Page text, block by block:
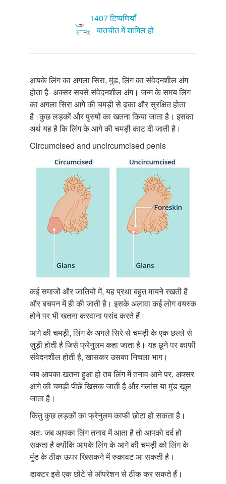
1407 टिप्पणियाँ
बातचीत में शामिल हों
आपके लिंग का अगला सिरा, मुंड, लिंग का संवेदनशील अंग
होता है- अक्सर सबसे संवेदनशील अंग। जन्म के समय लिंग
का अगला सिरा आगे की चमड़ी से ढका और सुरक्षित होता
है।कुछ लड़कों और पुरुषों का खतना किया जाता है। इसका
अर्थ यह है कि लिंग के आगे की चमड़ी काट दी जाती है।
Circumcised and uncircumcised penis
कई समाजों और जातियों में, यह प्रथा बहुत मायने रखती है
और बचपन में ही की जाती है। इसके अलावा कई लोग वयस्क
होने पर भी खतना करवाना पसंद करते हैं।
आगे की चमड़ी, लिंग के अगले सिरे से चमड़ी के एक छल्ले से
जुड़ी होती है जिसे फ्रेनुलम कहा जाता है। यह छूने पर काफी
संवेदनशील होती है, खासकर उसका निचला भाग।
जब आपका खतना हुआ हो तब लिंग में तनाव आने पर, अक्सर
आगे की चमड़ी पीछे खिसक जाती है और गलांस या मुंड खुल
जाता है।
किंतु कुछ लड़कों का फ्रेनुलम काफी छोटा हो सकता है।
अतः जब आपका लिंग तनाव में आता है तो आपको दर्द हो
सकता है क्योंकि आपके लिंग के आगे की चमड़ी को लिंग के
मुंड के ठीक ऊपर खिसकने में रुकावट आ सकती है।
डाक्टर इसे एक छोटे से ऑपरेशन से ठीक कर सकते हैं।